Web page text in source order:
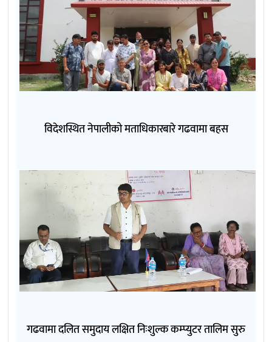
विदेशस्थित नेपालीको मताधिकारबारे गढवामा बहस
गढवामा दलित समुदाय लक्षित निःशुल्क कम्प्युटर तालिम सुरु